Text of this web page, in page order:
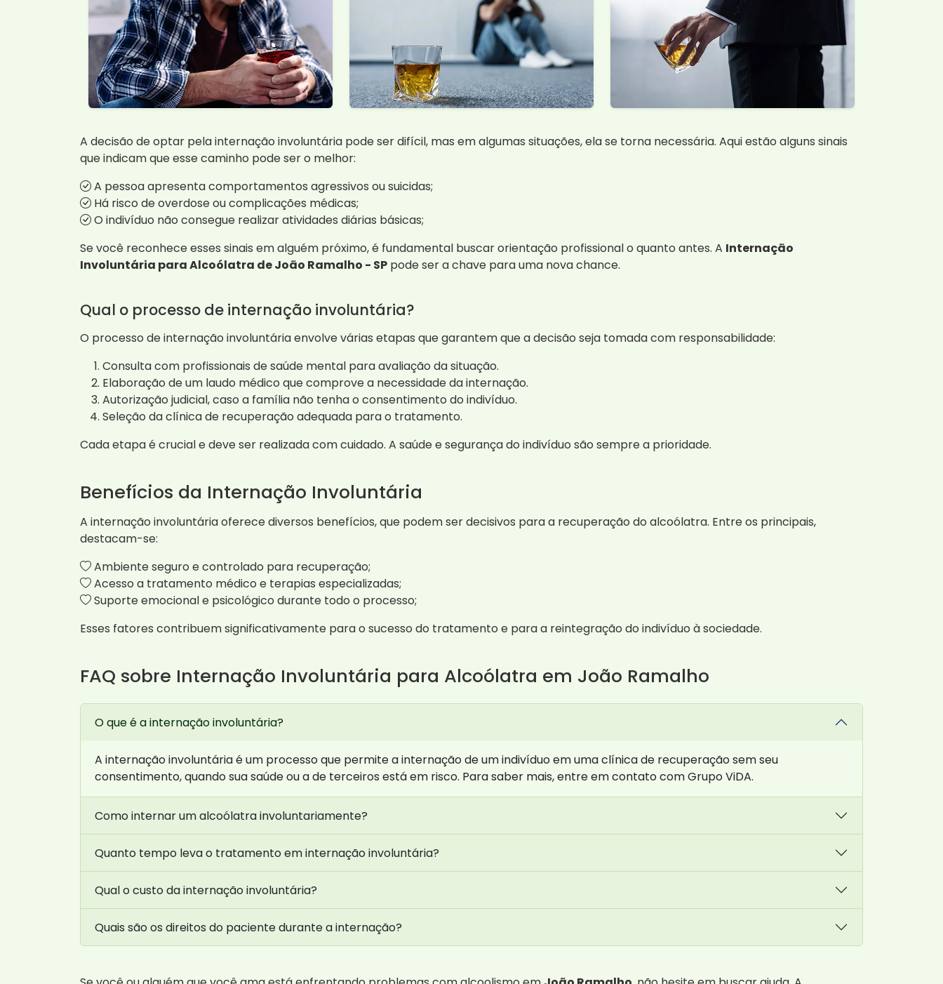
A decisão de optar pela internação involuntária pode ser difícil, mas em algumas situações, ela se torna necessária. Aqui estão alguns sinais
que indicam que esse caminho pode ser o melhor:
A pessoa apresenta comportamentos agressivos ou suicidas;
Há risco de overdose ou complicações médicas;
O indivíduo não consegue realizar atividades diárias básicas;
Se você reconhece esses sinais em alguém próximo, é fundamental buscar orientação profissional o quanto antes. A Internação
Involuntária para Alcoólatra de João Ramalho - SP pode ser a chave para uma nova chance.
Qual o processo de internação involuntária?
O processo de internação involuntária envolve várias etapas que garantem que a decisão seja tomada com responsabilidade:
Consulta com profissionais de saúde mental para avaliação da situação.
Elaboração de um laudo médico que comprove a necessidade da internação.
Autorização judicial, caso a família não tenha o consentimento do indivíduo.
Seleção da clínica de recuperação adequada para o tratamento.
Cada etapa é crucial e deve ser realizada com cuidado. A saúde e segurança do indivíduo são sempre a prioridade.
Benefícios da Internação Involuntária
A internação involuntária oferece diversos benefícios, que podem ser decisivos para a recuperação do alcoólatra. Entre os principais,
destacam-se:
Ambiente seguro e controlado para recuperação;
Acesso a tratamento médico e terapias especializadas;
Suporte emocional e psicológico durante todo o processo;
Esses fatores contribuem significativamente para o sucesso do tratamento e para a reintegração do indivíduo à sociedade.
FAQ sobre Internação Involuntária para Alcoólatra em João Ramalho
O que é a internação involuntária?
A internação involuntária é um processo que permite a internação de um indivíduo em uma clínica de recuperação sem seu
consentimento, quando sua saúde ou a de terceiros está em risco. Para saber mais, entre em contato com Grupo ViDA.
Como internar um alcoólatra involuntariamente?
Quanto tempo leva o tratamento em internação involuntária?
Qual o custo da internação involuntária?
Quais são os direitos do paciente durante a internação?